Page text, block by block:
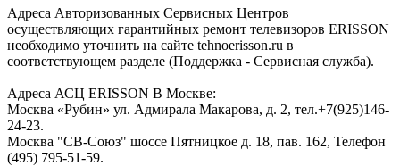
Адреса Авторизованных Сервисных Центров
осуществляющих гарантийных ремонт телевизоров ERISSON
необходимо уточнить на сайте tehnoerisson.ru в
соответствующем разделе (Поддержка - Сервисная служба).
Адреса АСЦ ERISSON В Москве:
Москва «Рубин» ул. Адмирала Макарова, д. 2, тел.+7(925)146-
24-23.
Москва "СВ-Союз" шоссе Пятницкое д. 18, пав. 162, Телефон
(495) 795-51-59.